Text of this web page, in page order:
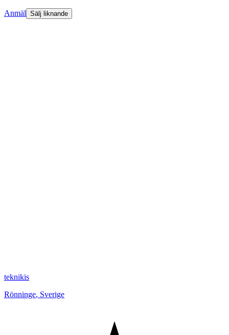
Anmäl Sälj liknande
teknikis
Rönninge, Sverige